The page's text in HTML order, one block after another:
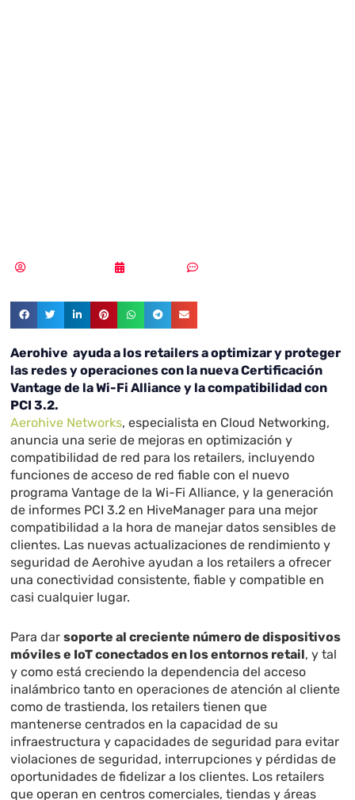
Aerohive ayuda a los retailers a optimizar y proteger
las redes y operaciones con la nueva Certificación
Vantage de la Wi-Fi Alliance y la compatibilidad con
PCI 3.2.
Aerohive Networks, especialista en Cloud Networking,
anuncia una serie de mejoras en optimización y
compatibilidad de red para los retailers, incluyendo
funciones de acceso de red fiable con el nuevo
programa Vantage de la Wi-Fi Alliance, y la generación
de informes PCI 3.2 en HiveManager para una mejor
compatibilidad a la hora de manejar datos sensibles de
clientes. Las nuevas actualizaciones de rendimiento y
seguridad de Aerohive ayudan a los retailers a ofrecer
una conectividad consistente, fiable y compatible en
casi cualquier lugar.
Para darsoporte al creciente número de dispositivos
móviles e IoT conectados en los entornos retail, y tal
y como está creciendo la dependencia del acceso
inalámbrico tanto en operaciones de atención al cliente
como de trastienda, los retailers tienen que
mantenerse centrados en la capacidad de su
infraestructura y capacidades de seguridad para evitar
violaciones de seguridad, interrupciones y pérdidas de
oportunidades de fidelizar a los clientes. Los retailers
que operan en centros comerciales, tiendas y áreas